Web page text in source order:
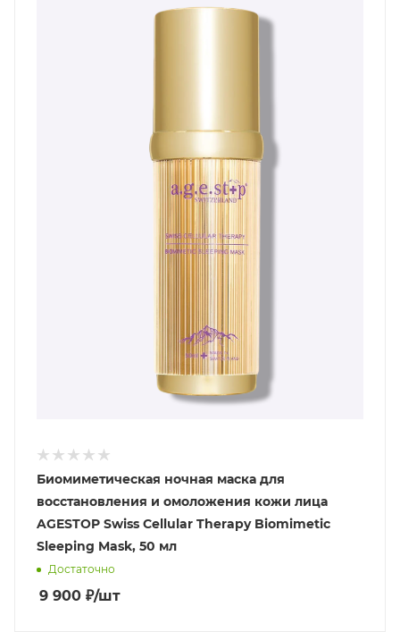
Биомиметическая ночная маска для
восстановления и омоложения кожи лица
AGESTOP Swiss Cellular Therapy Biomimetic
Sleeping Mask, 50 мл
Достаточно
9 900 ₽/шт